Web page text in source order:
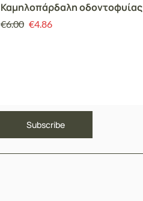
Καμηλοπάρδαλη οδοντοφυίας
€6.00 €4.86